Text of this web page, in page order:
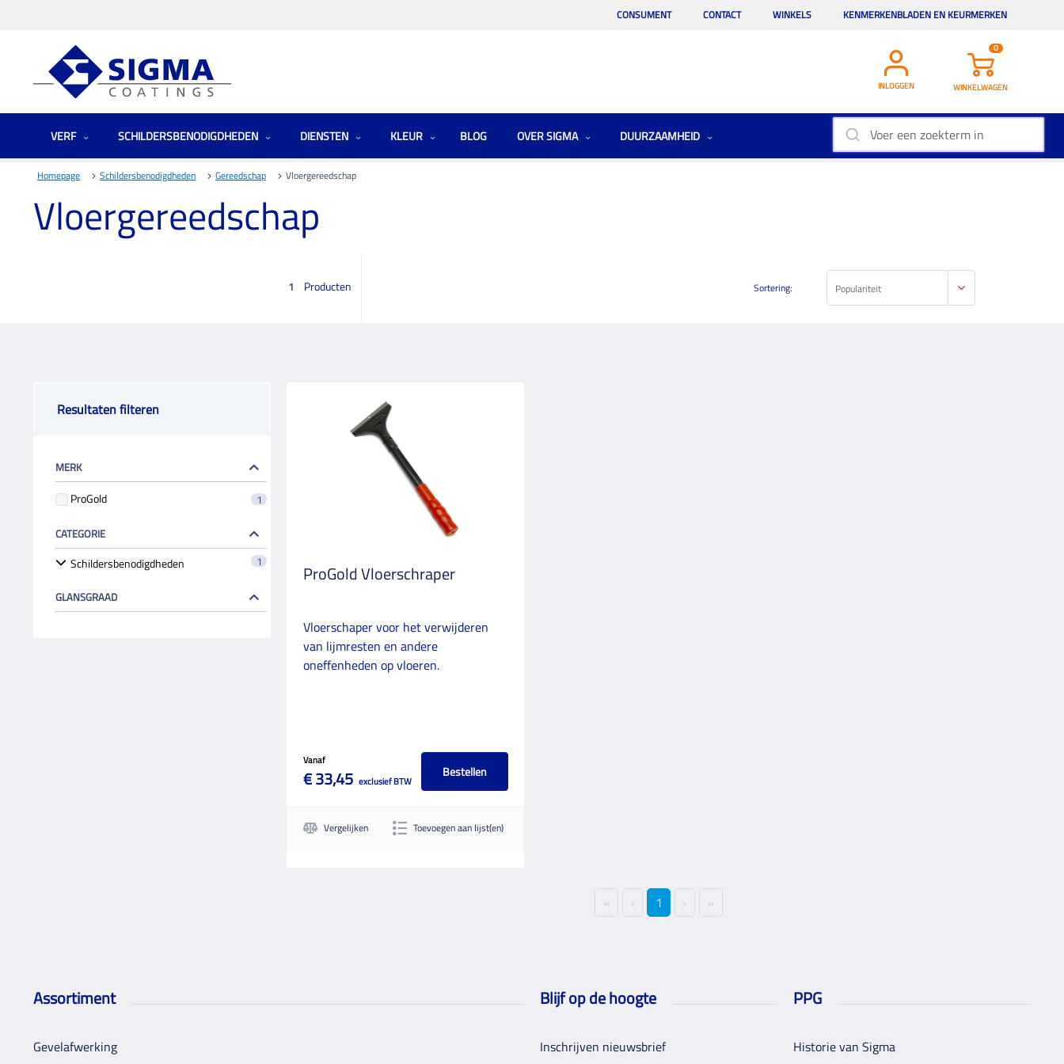
CONSUMENT CONTACT WINKELS KENMERKENBLADEN EN KEURMERKEN
INLOGGEN
0
WINKELWAGEN
VERF SCHILDERSBENODIGDHEDEN DIENSTEN KLEUR BLOG OVER SIGMA DUURZAAMHEID
Homepage Schildersbenodigdheden Gereedschap Vloergereedschap
Vloergereedschap
1 Producten Sortering: Populariteit
Resultaten filteren
MERK
ProGold 1
CATEGORIE
Schildersbenodigdheden 1
GLANSGRAAD
ProGold Vloerschraper
Vloerschaper voor het verwijderen
van lijmresten en andere
oneffenheden op vloeren.
Vanaf
€ 33,45 exclusief BTW
Bestellen
Vergelijken Toevoegen aan lijst(en)
« ‹ 1 › »
Assortiment
Gevelafwerking
Blijf op de hoogte
Inschrijven nieuwsbrief
PPG
Historie van Sigma